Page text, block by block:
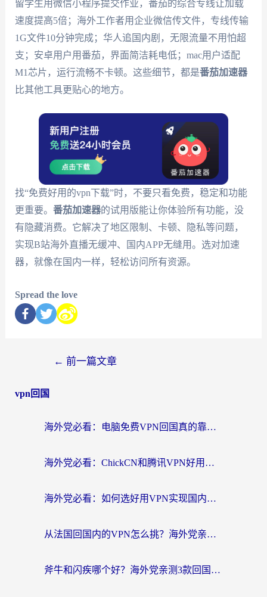
留学生用微信小程序提交作业，番茄的综合专线让加载
速度提高5倍；海外工作者用企业微信传文件，专线传输
1G文件10分钟完成；华人追国内剧，无限流量不用怕超
支；安卓用户用番茄，界面简洁耗电低；mac用户适配
M1芯片，运行流畅不卡顿。这些细节，都是番茄加速器
比其他工具更贴心的地方。
找“免费好用的vpn下载”时，不要只看免费，稳定和功能
更重要。 番茄加速器的试用版能让你体验所有功能，没
有隐藏消费。它解决了地区限制、卡顿、隐私等问题，
实现B站海外直播无缓冲、国内APP无缝用。选对加速
器，就像在国内一样，轻松访问所有资源。
Spread the love
← 前一篇文章
vpn回国
海外党必看：电脑免费VPN回国真的靠谱吗？附实测对比与最优方案指南
海外党必看：ChickCN和腾讯VPN好用吗？3招选对回国加速器，告别地区限制
海外党必看：如何选好用VPN实现国内资源无缝访问？从越南到全球都适用
从法国回国内的VPN怎么挑？海外党亲测：稳定、多端、安全才是关键
斧牛和闪疾哪个好？海外党亲测3款回国加速器，教你选到不踩坑的那一款